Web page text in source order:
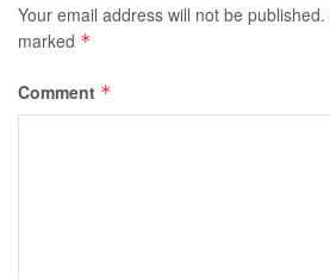
Your email address will not be published.
marked *
Comment *